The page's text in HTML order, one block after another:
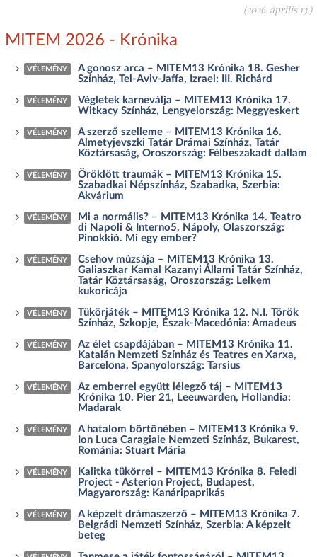
(2026. április 13.)
MITEM 2026 - Krónika
VÉLEMÉNY
A gonosz arca – MITEM13 Krónika 18. Gesher
Színház, Tel-Aviv-Jaffa, Izrael: III. Richárd
VÉLEMÉNY
Végletek karneválja – MITEM13 Krónika 17.
Witkacy Színház, Lengyelország: Meggyeskert
VÉLEMÉNY
A szerző szelleme – MITEM13 Krónika 16.
Almetyjevszki Tatár Drámai Színház, Tatár
Köztársaság, Oroszország: Félbeszakadt dallam
VÉLEMÉNY
Öröklött traumák – MITEM13 Krónika 15.
Szabadkai Népszínház, Szabadka, Szerbia:
Akvárium
VÉLEMÉNY
Mi a normális? – MITEM13 Krónika 14. Teatro
di Napoli & Interno5, Nápoly, Olaszország:
Pinokkió. Mi egy ember?
VÉLEMÉNY
Csehov múzsája – MITEM13 Krónika 13.
Galiaszkar Kamal Kazanyi Állami Tatár Színház,
Tatár Köztársaság, Oroszország: Lelkem
kukoricája
VÉLEMÉNY
Tükörjáték – MITEM13 Krónika 12. N.I. Török
Színház, Szkopje, Észak-Macedónia: Amadeus
VÉLEMÉNY
Az élet csapdájában – MITEM13 Krónika 11.
Katalán Nemzeti Színház és Teatres en Xarxa,
Barcelona, Spanyolország: Tarsius
VÉLEMÉNY
Az emberrel együtt lélegző táj – MITEM13
Krónika 10. Pier 21, Leeuwarden, Hollandia:
Madarak
VÉLEMÉNY
A hatalom börtönében – MITEM13 Krónika 9.
Ion Luca Caragiale Nemzeti Színház, Bukarest,
Románia: Stuart Mária
VÉLEMÉNY
Kalitka tükörrel – MITEM13 Krónika 8. Feledi
Project - Asterion Project, Budapest,
Magyarország: Kanáripaprikás
VÉLEMÉNY
A képzelt drámaszerző – MITEM13 Krónika 7.
Belgrádi Nemzeti Színház, Szerbia: A képzelt
beteg